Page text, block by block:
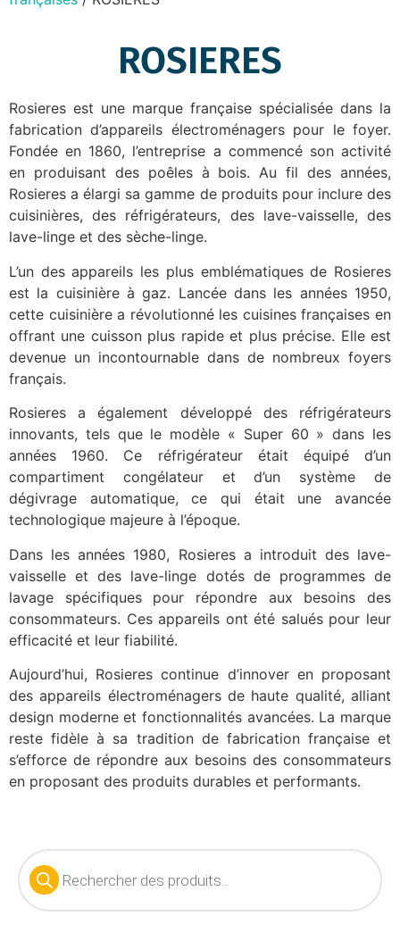
ROSIERES
Rosieres est une marque française spécialisée dans la
fabrication d’appareils électroménagers pour le foyer.
Fondée en 1860, l’entreprise a commencé son activité
en produisant des poêles à bois. Au fil des années,
Rosieres a élargi sa gamme de produits pour inclure des
cuisinières, des réfrigérateurs, des lave-vaisselle, des
lave-linge et des sèche-linge.
L’un des appareils les plus emblématiques de Rosieres
est la cuisinière à gaz. Lancée dans les années 1950,
cette cuisinière a révolutionné les cuisines françaises en
offrant une cuisson plus rapide et plus précise. Elle est
devenue un incontournable dans de nombreux foyers
français.
Rosieres a également développé des réfrigérateurs
innovants, tels que le modèle « Super 60 » dans les
années 1960. Ce réfrigérateur était équipé d’un
compartiment congélateur et d’un système de
dégivrage automatique, ce qui était une avancée
technologique majeure à l’époque.
Dans les années 1980, Rosieres a introduit des lave-
vaisselle et des lave-linge dotés de programmes de
lavage spécifiques pour répondre aux besoins des
consommateurs. Ces appareils ont été salués pour leur
efficacité et leur fiabilité.
Aujourd’hui, Rosieres continue d’innover en proposant
des appareils électroménagers de haute qualité, alliant
design moderne et fonctionnalités avancées. La marque
reste fidèle à sa tradition de fabrication française et
s’efforce de répondre aux besoins des consommateurs
en proposant des produits durables et performants.